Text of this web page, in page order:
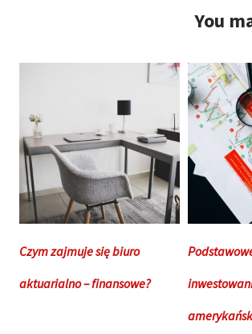
You
Czym zajmuje się biuro
aktuarialno – finansowe?